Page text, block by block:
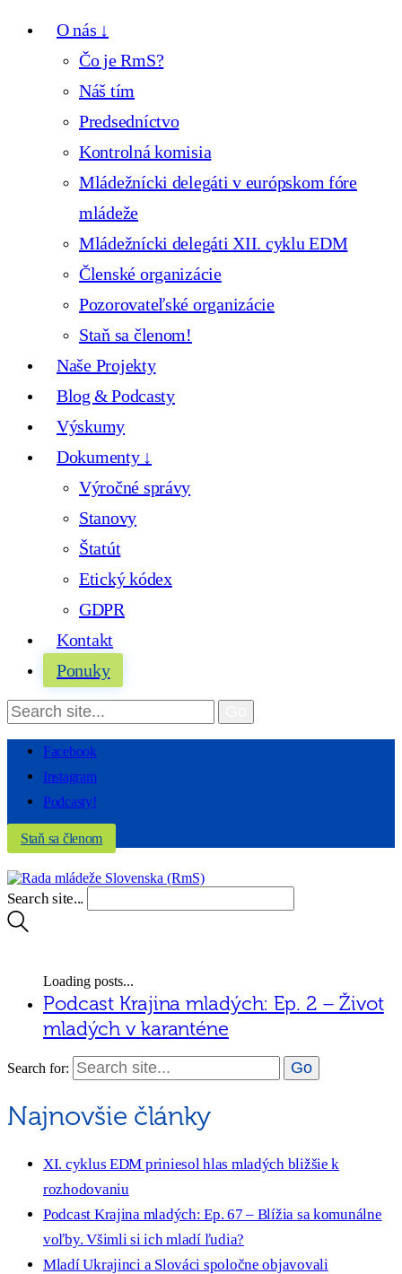
O nás ↓
Čo je RmS?
Náš tím
Predsedníctvo
Kontrolná komisia
Mládežnícki delegáti v európskom fóre
mládeže
Mládežnícki delegáti XII. cyklu EDM
Členské organizácie
Pozorovateľské organizácie
Staň sa členom!
Naše Projekty
Blog & Podcasty
Výskumy
Dokumenty ↓
Výročné správy
Stanovy
Štatút
Etický kódex
GDPR
Kontakt
Ponuky
Facebook
Instagram
Podcasty!
Staň sa členom
Search site...
Loading posts...
Podcast Krajina mladých: Ep. 2 – Život
mladých v karanténe
Search for:
Najnovšie články
XI. cyklus EDM priniesol hlas mladých bližšie k
rozhodovaniu
Podcast Krajina mladých: Ep. 67 – Blížia sa komunálne
voľby. Všimli si ich mladí ľudia?
Mladí Ukrajinci a Slováci spoločne objavovali